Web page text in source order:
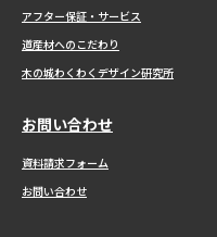
アフター保証・サービス
道産材へのこだわり
木の城わくわくデザイン研究所
お問い合わせ
資料請求フォーム
お問い合わせ